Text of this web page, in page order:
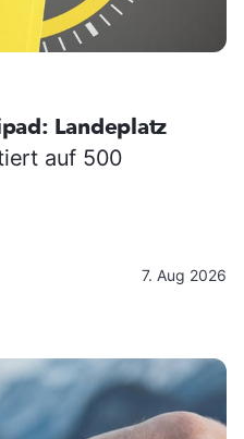
Landeplatz
auf 500
7. Aug 2026